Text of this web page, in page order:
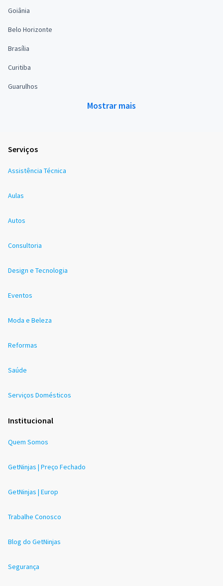
Goiânia
Belo Horizonte
Brasília
Curitiba
Guarulhos
Mostrar mais
Serviços
Assistência Técnica
Aulas
Autos
Consultoria
Design e Tecnologia
Eventos
Moda e Beleza
Reformas
Saúde
Serviços Domésticos
Institucional
Quem Somos
GetNinjas | Preço Fechado
GetNinjas | Europ
Trabalhe Conosco
Blog do GetNinjas
Segurança